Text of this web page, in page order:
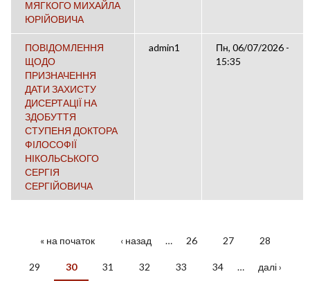
МЯГКОГО МИХАЙЛА
ЮРІЙОВИЧА
ПОВІДОМЛЕННЯ
ЩОДО
ПРИЗНАЧЕННЯ
ДАТИ ЗАХИСТУ
ДИСЕРТАЦІЇ НА
ЗДОБУТТЯ
СТУПЕНЯ ДОКТОРА
ФІЛОСОФІЇ
НІКОЛЬСЬКОГО
СЕРГІЯ
СЕРГІЙОВИЧА
admin1
Пн, 06/07/2026 -
15:35
« на початок ‹ назад … 26 27 28
29 30 31 32 33 34 … далі ›